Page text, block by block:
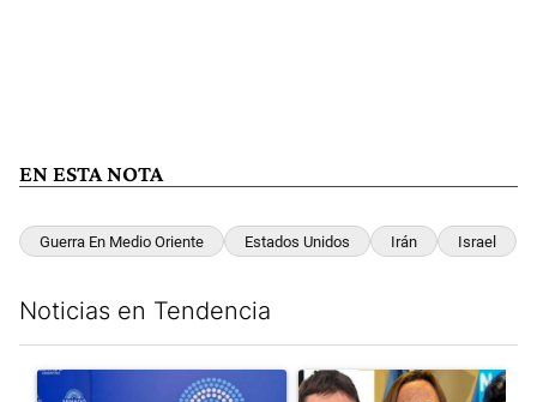
EN ESTA NOTA
Guerra En Medio Oriente Estados Unidos Irán Israel
Noticias en Tendencia
Un artículo de tendencia con el título "Ley de Tierras: ante el
Un artículo de tendencia con